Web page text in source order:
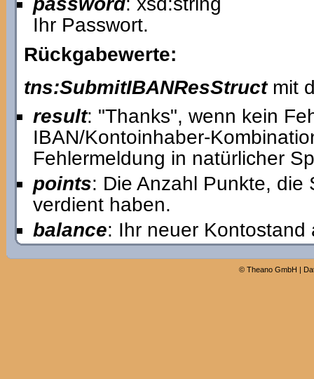
Ihr Passwort.
Rückgabewerte:
tns:SubmitIBANResStructmit
result: "Thanks", wenn kein
IBAN/Kontoinhaber-
Fehlermeldung in natürlicher
points: Die Anzahl Punkte, die
verdient haben.
balance: Ihr neuer Kontostand
© Theano GmbH |